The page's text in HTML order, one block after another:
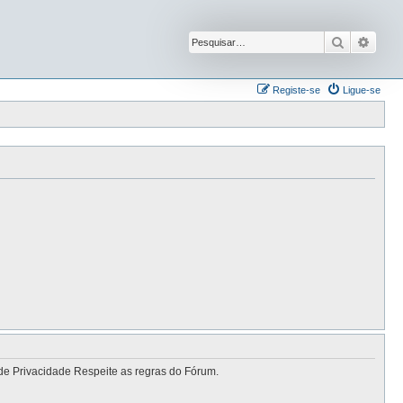
Pesquisar
Ligue-se
Registe-se
Privacidade Respeite as regras do Fórum.